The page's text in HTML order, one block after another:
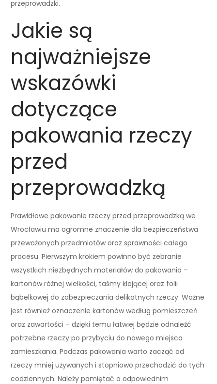
przeprowadzki.
Jakie są
najważniejsze
wskazówki
dotyczące
pakowania rzeczy
przed
przeprowadzką
Prawidłowe pakowanie rzeczy przed przeprowadzką we
Wrocławiu ma ogromne znaczenie dla bezpieczeństwa
przewożonych przedmiotów oraz sprawności całego
procesu. Pierwszym krokiem powinno być zebranie
wszystkich niezbędnych materiałów do pakowania –
kartonów różnej wielkości, taśmy klejącej oraz folii
bąbelkowej do zabezpieczania delikatnych rzeczy. Ważne
jest również oznaczenie kartonów według pomieszczeń
oraz zawartości – dzięki temu łatwiej będzie odnaleźć
potrzebne rzeczy po przybyciu do nowego miejsca
zamieszkania. Podczas pakowania warto zacząć od
rzeczy mniej używanych i stopniowo przechodzić do tych
codziennych. Należy pamiętać o odpowiednim